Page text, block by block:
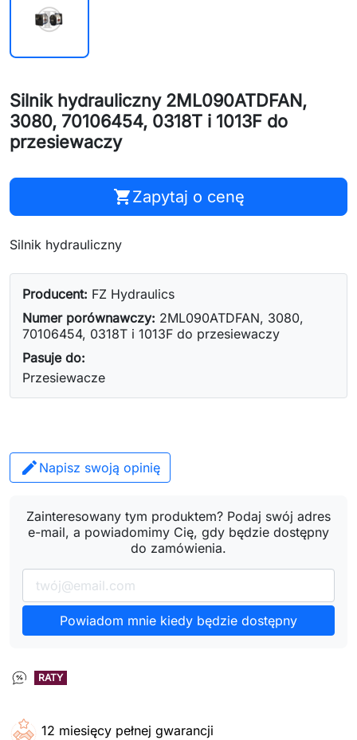
Silnik hydrauliczny 2ML090ATDFAN,
3080, 70106454, 0318T i 1013F do
przesiewaczy
shopping_cartZapytaj o cenę
Silnik hydrauliczny
Producent: FZ Hydraulics
Numer porównawczy: 2ML090ATDFAN, 3080,
70106454, 0318T i 1013F do przesiewaczy
Pasuje do:
Przesiewacze
Napisz swoją opinię
Zainteresowany tym produktem? Podaj swój adres
e-mail, a powiadomimy Cię, gdy będzie dostępny
do zamówienia.
Powiadom mnie kiedy będzie dostępny
RATY
12 miesięcy pełnej gwarancji